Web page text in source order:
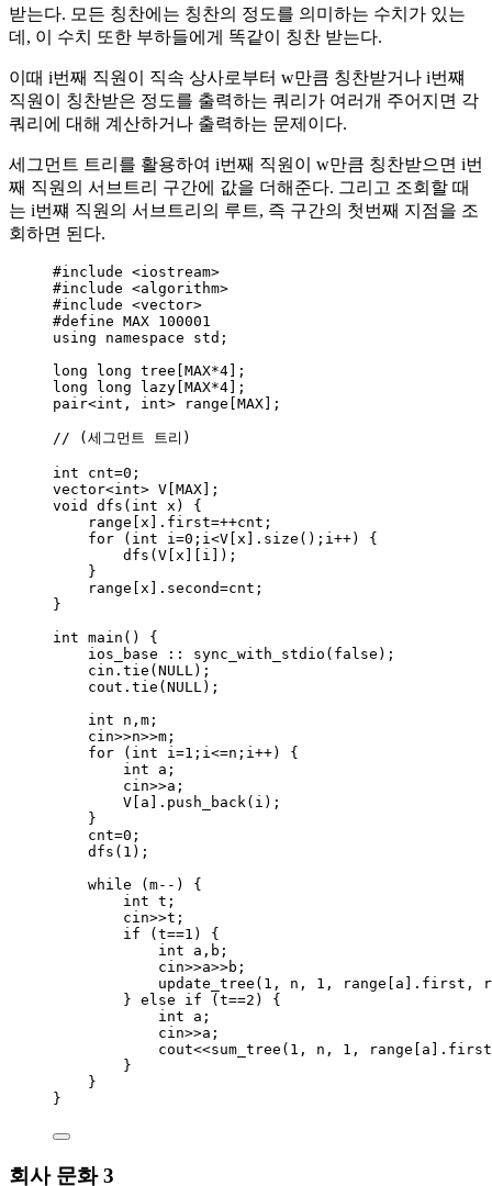
받는다. 모든 칭찬에는 칭찬의 정도를 의미하는 수치가 있는
데, 이 수치 또한 부하들에게 똑같이 칭찬 받는다.
이때 i번째 직원이 직속 상사로부터 w만큼 칭찬받거나 i번쨰
직원이 칭찬받은 정도를 출력하는 쿼리가 여러개 주어지면 각
쿼리에 대해 계산하거나 출력하는 문제이다.
세그먼트 트리를 활용하여 i번째 직원이 w만큼 칭찬받으면 i번
째 직원의 서브트리 구간에 값을 더해준다. 그리고 조회할 때
는 i번쨰 직원의 서브트리의 루트, 즉 구간의 첫번째 지점을 조
회하면 된다.
#include <iostream>
#include <algorithm>
#include <vector>
#define MAX 100001
using namespace std;
long
long tree [MAX*4 ];
long
long lazy [MAX*4 ];
pair<int , int> range [MAX];
// (세그먼트 트리)
int cnt=0 ;
vector<int> V [MAX];
void
dfs ( int x ) {
range [x]. first=++cnt;
for ( int i=0 ;i<V [x]. size ();i++) {
dfs( V [x][i]) ;
}
range [x]. second=cnt;
}
int main () {
ios_base :: sync_with_stdio(false) ;
cin . tie ( NULL);
cout . tie ( NULL);
int n,m;
cin>>n>>m;
for ( int i=1 ;i<=n;i++) {
int a;
cin>>a;
V [a]. push_back( i );
}
cnt=0 ;
dfs( 1 ) ;
while (m-- ) {
int t;
cin>>t;
if (t==1 ) {
int a,b;
cin>>a>>b;
update_tree( 1 , n, 1 , range [a]. first ,
} else if (t==2 ) {
int a;
cin>>a;
cout<<sum_tree( 1 , n, 1 , range [a]. first
}
}
}
회사 문화 3